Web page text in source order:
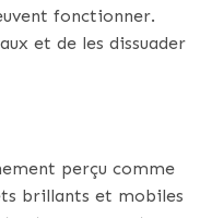
fonctionner.
et de les dissuader
perçu comme
brillants et mobiles